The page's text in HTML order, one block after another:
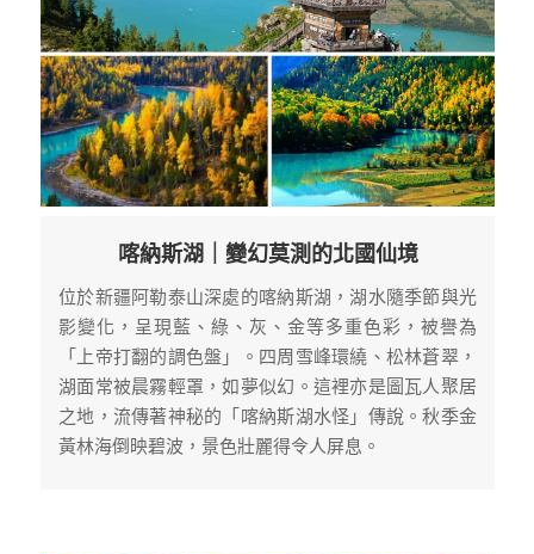
喀納斯湖｜變幻莫測的北國仙境
位於新疆阿勒泰山深處的喀納斯湖，湖水隨季節與光
影變化，呈現藍、綠、灰、金等多重色彩，被譽為
「上帝打翻的調色盤」。四周雪峰環繞、松林蒼翠，
湖面常被晨霧輕罩，如夢似幻。這裡亦是圖瓦人聚居
之地，流傳著神秘的「喀納斯湖水怪」傳說。秋季金
黃林海倒映碧波，景色壯麗得令人屏息。